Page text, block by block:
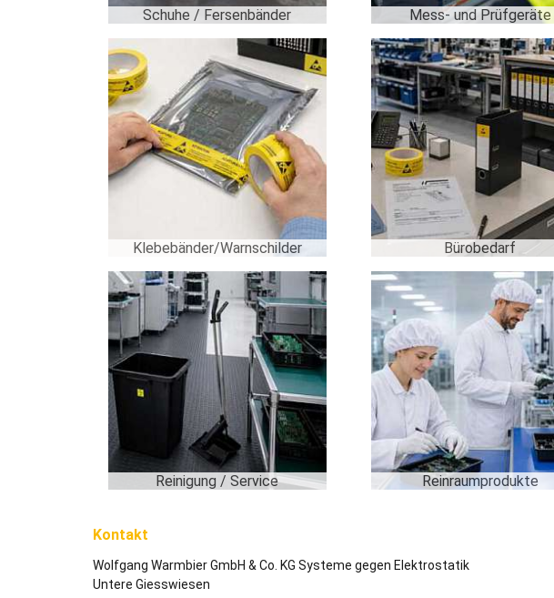
Schuhe / Fersenbänder Mess- und Prüfgeräte
Klebebänder/Warnschilder Bürobedarf
Reinigung / Service Reinraumprodukte
Kontakt
Wolfgang Warmbier GmbH & Co. KG Systeme gegen Elektrostatik
Untere Giesswiesen